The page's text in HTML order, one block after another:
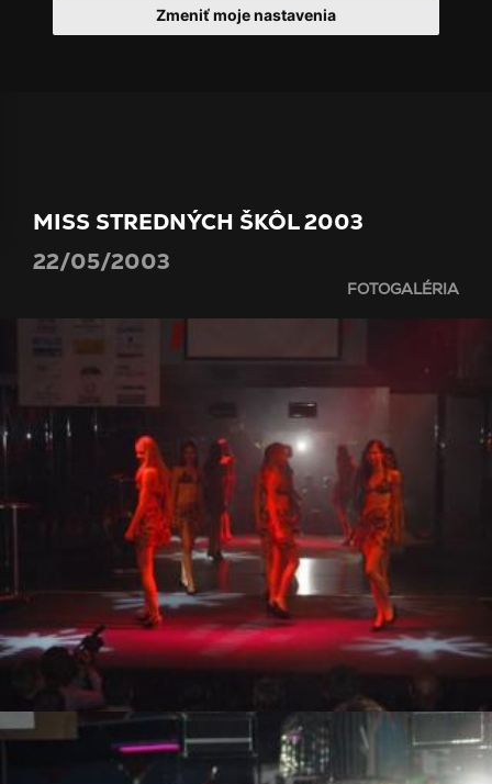
Zmeniť moje nastavenia
MISS STREDNÝCH ŠKÔL 2003
22/05/2003
FOTOGALÉRIA